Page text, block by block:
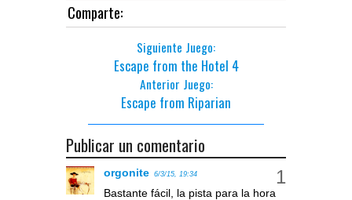
Comparte:
Siguiente Juego:
Escape from the Hotel 4
Anterior Juego:
Escape from Riparian
Publicar un comentario
orgonite 6/3/15, 19:34
Bastante fácil, la pista para la hora